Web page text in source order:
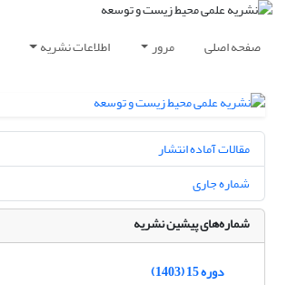
صفحه اصلی مرور اطلاعات نشریه
مقالات آماده انتشار
شماره جاری
شماره‌های پیشین نشریه
دوره 15 (1403)